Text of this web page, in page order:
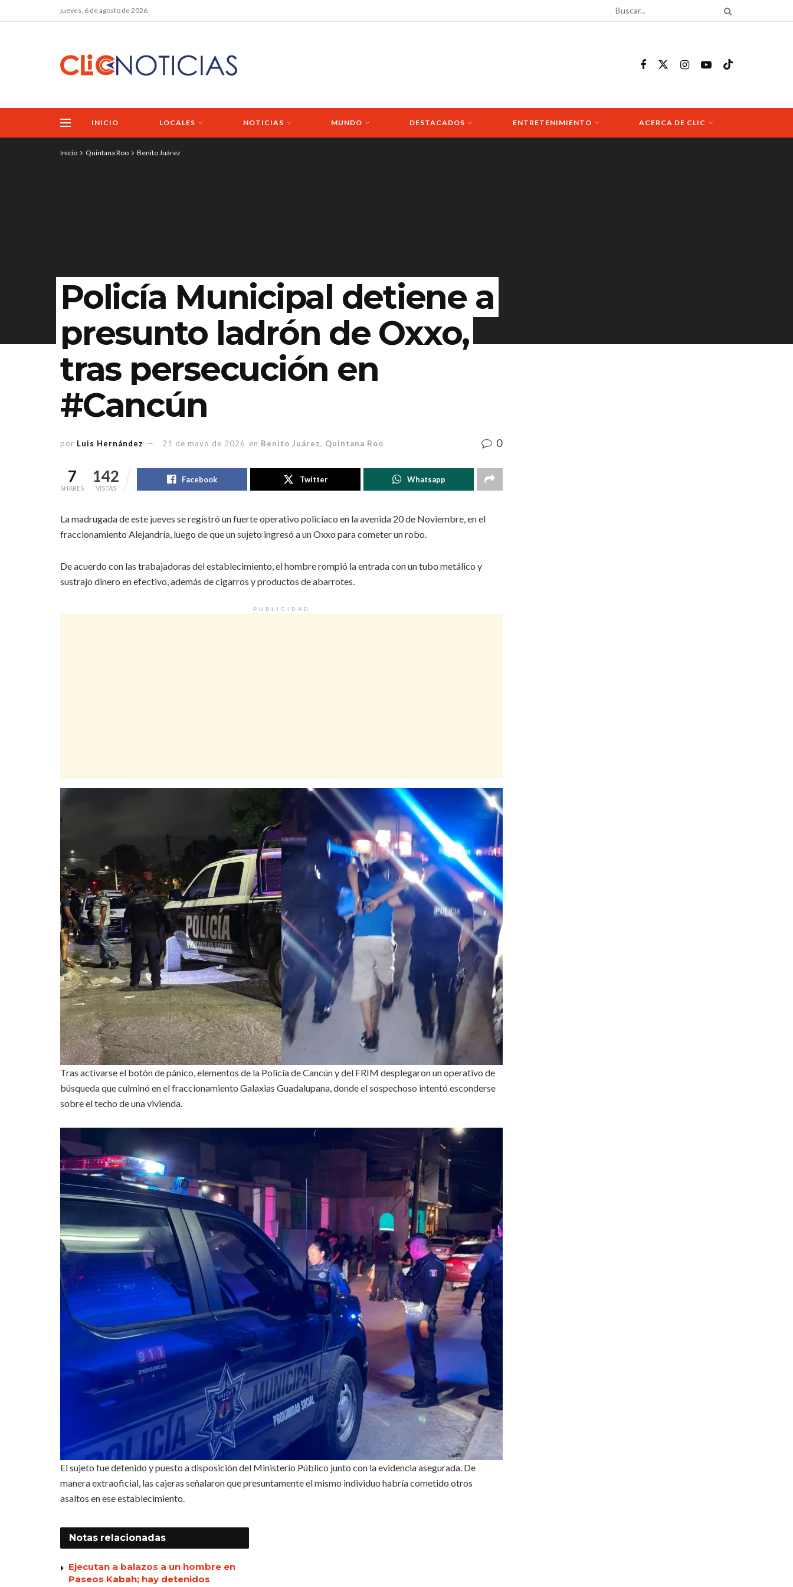
jueves, 6 de agosto de 2026
INICIO LOCALES NOTICIAS MUNDO DESTACADOS ENTRETENIMIENTO ACERCA DE CLIC
Inicio Quintana Roo Benito Juárez
Policía Municipal detiene a
presunto ladrón de Oxxo,
tras persecución en
#Cancún
por Luis Hernández 21 de mayo de 2026 en Benito Juárez, Quintana Roo 0
7
SHARES
142
VISTAS
Facebook Twitter Whatsapp
La madrugada de este jueves se registró un fuerte operativo policiaco en la avenida 20 de Noviembre, en el
fraccionamiento Alejandría, luego de que un sujeto ingresó a un Oxxo para cometer un robo.
De acuerdo con las trabajadoras del establecimiento, el hombre rompió la entrada con un tubo metálico y
sustrajo dinero en efectivo, además de cigarros y productos de abarrotes.
PUBLICIDAD
Tras activarse el botón de pánico, elementos de la Policía de Cancún y del FRIM desplegaron un operativo de
búsqueda que culminó en el fraccionamiento Galaxias Guadalupana, donde el sospechoso intentó esconderse
sobre el techo de una vivienda.
El sujeto fue detenido y puesto a disposición del Ministerio Público junto con la evidencia asegurada. De
manera extraoficial, las cajeras señalaron que presuntamente el mismo individuo habría cometido otros
asaltos en ese establecimiento.
Notas relacionadas
Ejecutan a balazos a un hombre en
Paseos Kabah; hay detenidos